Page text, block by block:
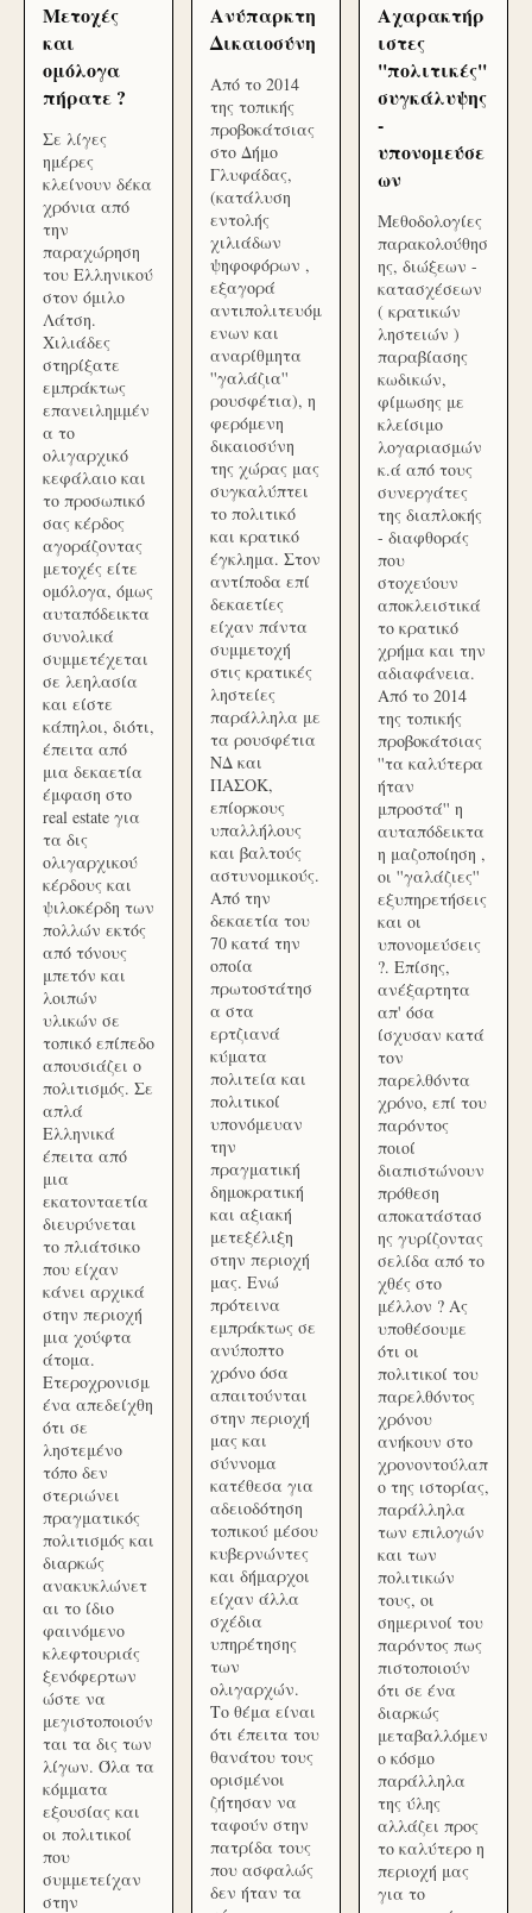
Μετοχές
και
ομόλογα
πήρατε ?
Σε λίγες
ημέρες
κλείνουν δέκα
χρόνια από
την
παραχώρηση
του Ελληνικού
στον όμιλο
Λάτση.
Χιλιάδες
στηρίξατε
εμπράκτως
επανειλημμέν
α το
ολιγαρχικό
κεφάλαιο και
το προσωπικό
σας κέρδος
αγοράζοντας
μετοχές είτε
ομόλογα, όμως
αυταπόδεικτα
συνολικά
συμμετέχεται
σε λεηλασία
και είστε
κάπηλοι, διότι,
έπειτα από
μια δεκαετία
έμφαση στο
real estate για
τα δις
ολιγαρχικού
κέρδους και
ψιλοκέρδη των
πολλών εκτός
από τόνους
μπετόν και
λοιπών
υλικών σε
τοπικό επίπεδο
απουσιάζει ο
πολιτισμός. Σε
απλά
Ελληνικά
έπειτα από
μια
εκατονταετία
διευρύνεται
το πλιάτσικο
που είχαν
κάνει αρχικά
στην περιοχή
μια χούφτα
άτομα.
Ετεροχρονισμ
ένα απεδείχθη
ότι σε
ληστεμένο
τόπο δεν
στεριώνει
πραγματικός
πολιτισμός και
διαρκώς
ανακυκλώνετ
αι το ίδιο
φαινόμενο
κλεφτουριάς
ξενόφερτων
ώστε να
μεγιστοποιούν
ται τα δις των
λίγων. Όλα τα
κόμματα
εξουσίας και
οι πολιτικοί
που
συμμετείχαν
στην
Ανύπαρκτη
Δικαιοσύνη
Από το 2014
της τοπικής
προβοκάτσιας
στο Δήμο
Γλυφάδας,
(κατάλυση
εντολής
χιλιάδων
ψηφοφόρων ,
εξαγορά
αντιπολιτευόμ
ενων και
αναρίθμητα
''γαλάζια''
ρουσφέτια), η
φερόμενη
δικαιοσύνη
της χώρας μας
συγκαλύπτει
το πολιτικό
και κρατικό
έγκλημα. Στον
αντίποδα επί
δεκαετίες
είχαν πάντα
συμμετοχή
στις κρατικές
ληστείες
παράλληλα με
τα ρουσφέτια
ΝΔ και
ΠΑΣΟΚ,
επίορκους
υπαλλήλους
και βαλτούς
αστυνομικούς.
Από την
δεκαετία του
70 κατά την
οποία
πρωτοστάτησ
α στα
ερτζιανά
κύματα
πολιτεία και
πολιτικοί
υπονόμευαν
την
πραγματική
δημοκρατική
και αξιακή
μετεξέλιξη
στην περιοχή
μας. Ενώ
πρότεινα
εμπράκτως σε
ανύποπτο
χρόνο όσα
απαιτούνται
στην περιοχή
μας και
σύννομα
κατέθεσα για
αδειοδότηση
τοπικού μέσου
κυβερνώντες
και δήμαρχοι
είχαν άλλα
σχέδια
υπηρέτησης
των
ολιγαρχών.
Το θέμα είναι
ότι έπειτα του
θανάτου τους
ορισμένοι
ζήτησαν να
ταφούν στην
πατρίδα τους
που ασφαλώς
δεν ήταν τα
Αχαρακτήρ
ιστες
''πολιτικές''
συγκάλυψης
-
υπονομεύσε
ων
Μεθοδολογίες
παρακολούθησ
ης, διώξεων -
κατασχέσεων
( κρατικών
ληστειών )
παραβίασης
κωδικών,
φίμωσης με
κλείσιμο
λογαριασμών
κ.ά από τους
συνεργάτες
της διαπλοκής
- διαφθοράς
που
στοχεύουν
αποκλειστικά
το κρατικό
χρήμα και την
αδιαφάνεια.
Από το 2014
της τοπικής
προβοκάτσιας
''τα καλύτερα
ήταν
μπροστά'' η
αυταπόδεικτα
η μαζοποίηση ,
οι ''γαλάζιες''
εξυπηρετήσεις
και οι
υπονομεύσεις
?. Επίσης,
ανέξαρτητα
απ' όσα
ίσχυσαν κατά
τον
παρελθόντα
χρόνο, επί του
παρόντος
ποιοί
διαπιστώνουν
πρόθεση
αποκατάστασ
ης γυρίζοντας
σελίδα από το
χθές στο
μέλλον ? Ας
υποθέσουμε
ότι οι
πολιτικοί του
παρελθόντος
χρόνου
ανήκουν στο
χρονοντούλαπ
ο της ιστορίας,
παράλληλα
των επιλογών
και των
πολιτικών
τους, οι
σημερινοί του
παρόντος πως
πιστοποιούν
ότι σε ένα
διαρκώς
μεταβαλλόμεν
ο κόσμο
παράλληλα
της ύλης
αλλάζει προς
το καλύτερο η
περιοχή μας
για το